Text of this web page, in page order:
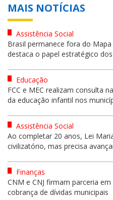
MAIS NOTÍCIAS
Assistência Social
Brasil permanece fora do
destaca o papel estratégico
Educação
FCC e MEC realizam consulta
da educação infantil nos
Assistência Social
Ao completar 20 anos, Lei
civilizatório, mas precisa
Finanças
CNM e CNJ firmam parceria
cobrança de dívidas municipais